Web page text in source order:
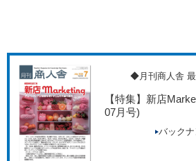
◆月刊商人舎
【特集】新店
07月号)
バック